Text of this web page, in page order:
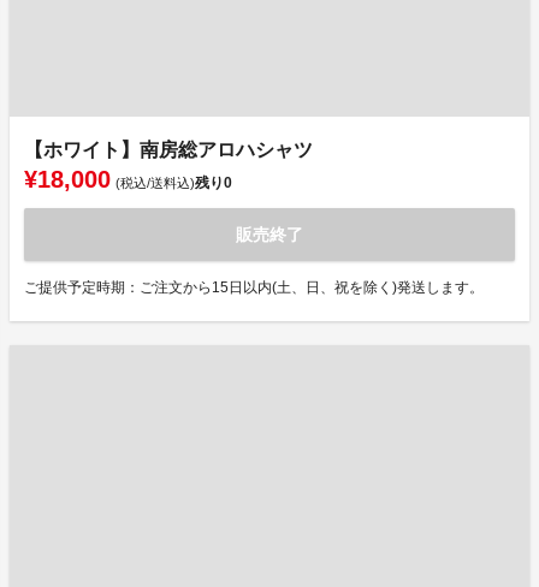
【ホワイト】南房総アロハシャツ
¥18,000 (税込/送料込)残り0
販売終了
ご提供予定時期：ご注文から15日以内(土、日、祝を除く)発送します。